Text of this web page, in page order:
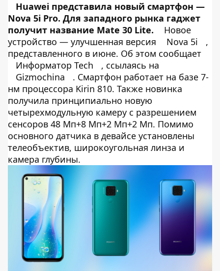
Huawei представила новый смартфон —
Nova 5i Pro. Для западного рынка гаджет
получит название Mate 30 Lite.
Новое
устройство — улучшенная версия
Nova 5i
,
представленного в июне. Об этом сообщает
Информатор Tech
, ссылаясь на
Gizmochina
. Смартфон работает на базе 7-
нм процессора Kirin 810. Также новинка
получила принципиально новую
четырехмодульную камеру с разрешением
сенсоров 48 Мп+8 Мп+2 Мп+2 Мп. Помимо
основного датчика в девайсе установлены
телеобъектив, широкоугольная линза и
камера глубины.